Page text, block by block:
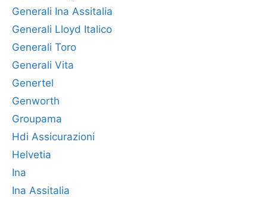
Generali Ina Assitalia
Generali Lloyd Italico
Generali Toro
Generali Vita
Genertel
Genworth
Groupama
Hdi Assicurazioni
Helvetia
Ina
Ina Assitalia